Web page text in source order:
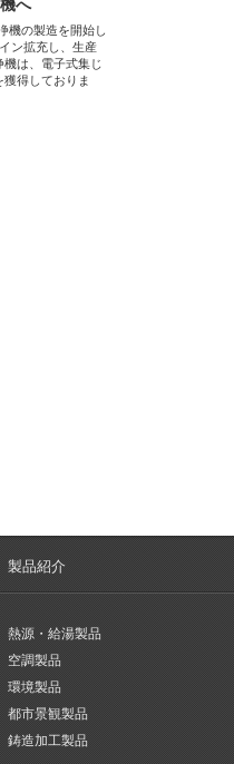
へ
機の製造を開始し
ン拡充し、生産
は、電子式集じ
得しておりま
製品紹介
熱源・給湯製品
空調製品
環境製品
都市景観製品
鋳造加工製品